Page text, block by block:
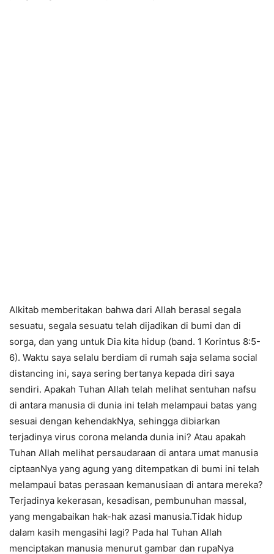
Alkitab memberitakan bahwa dari Allah berasal segala
sesuatu, segala sesuatu telah dijadikan di bumi dan di
sorga, dan yang untuk Dia kita hidup (band. 1 Korintus 8:5-
6). Waktu saya selalu berdiam di rumah saja selama social
distancing ini, saya sering bertanya kepada diri saya
sendiri. Apakah Tuhan Allah telah melihat sentuhan nafsu
di antara manusia di dunia ini telah melampaui batas yang
sesuai dengan kehendakNya, sehingga dibiarkan
terjadinya virus corona melanda dunia ini? Atau apakah
Tuhan Allah melihat persaudaraan di antara umat manusia
ciptaanNya yang agung yang ditempatkan di bumi ini telah
melampaui batas perasaan kemanusiaan di antara mereka?
Terjadinya kekerasan, kesadisan, pembunuhan massal,
yang mengabaikan hak-hak azasi manusia.Tidak hidup
dalam kasih mengasihi lagi? Pada hal Tuhan Allah
menciptakan manusia menurut gambar dan rupaNya